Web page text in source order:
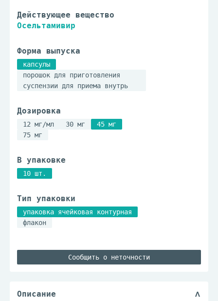
Действующее вещество
Осельтамивир
Форма выпуска
капсулы
порошок для приготовления
суспензии для приема внутрь
Дозировка
12 мг/мл 30 мг
45 мг
75 мг
В упаковке
10 шт.
Тип упаковки
упаковка ячейковая контурная
флакон
Сообщить о неточности
Описание